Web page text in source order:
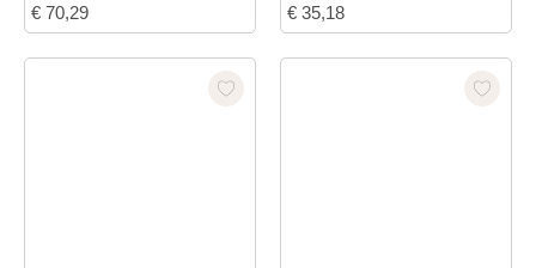
Stekkerdoos Bruin
€ 70,29 € 35,18